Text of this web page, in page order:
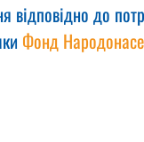
відповідно до
Фонд